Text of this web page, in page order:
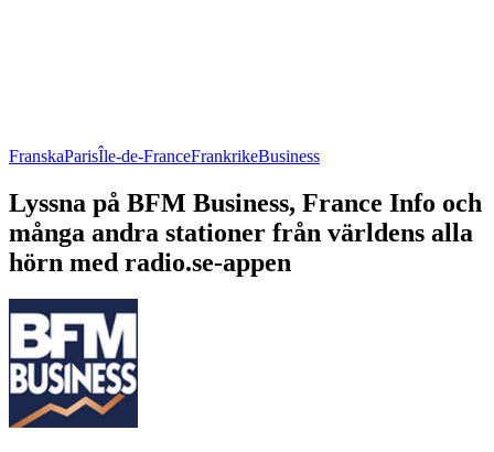
FranskaParisÎle-de-FranceFrankrikeBusiness
Lyssna på BFM Business, France Info och
många andra stationer från världens alla
hörn med radio.se-appen